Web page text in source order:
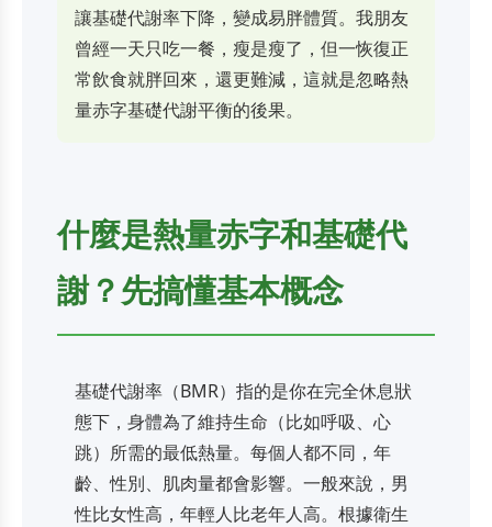
讓基礎代謝率下降，變成易胖體質。我朋友
曾經一天只吃一餐，瘦是瘦了，但一恢復正
常飲食就胖回來，還更難減，這就是忽略熱
量赤字基礎代謝平衡的後果。
什麼是熱量赤字和基礎代
謝？先搞懂基本概念
基礎代謝率（BMR）指的是你在完全休息狀
態下，身體為了維持生命（比如呼吸、心
跳）所需的最低熱量。每個人都不同，年
齡、性別、肌肉量都會影響。一般來說，男
性比女性高，年輕人比老年人高。根據衛生